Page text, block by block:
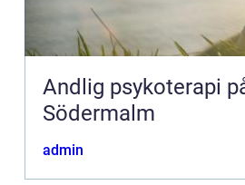
Andlig psykoterapi
Södermalm
admin